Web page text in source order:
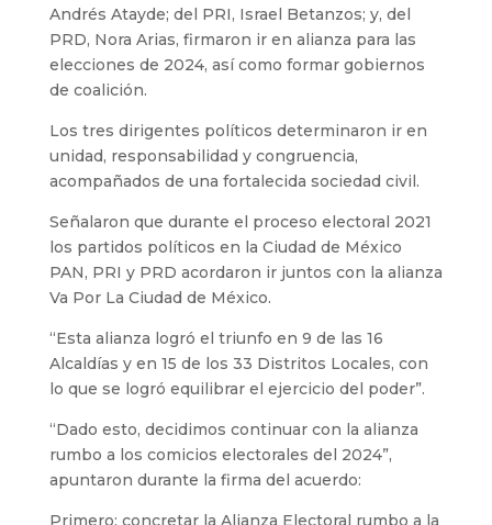
Andrés Atayde; del PRI, Israel Betanzos; y, del
PRD, Nora Arias, firmaron ir en alianza para las
elecciones de 2024, así como formar gobiernos
de coalición.
Los tres dirigentes políticos determinaron ir en
unidad, responsabilidad y congruencia,
acompañados de una fortalecida sociedad civil.
Señalaron que durante el proceso electoral 2021
los partidos políticos en la Ciudad de México
PAN, PRI y PRD acordaron ir juntos con la alianza
Va Por La Ciudad de México.
“Esta alianza logró el triunfo en 9 de las 16
Alcaldías y en 15 de los 33 Distritos Locales, con
lo que se logró equilibrar el ejercicio del poder”.
“Dado esto, decidimos continuar con la alianza
rumbo a los comicios electorales del 2024”,
apuntaron durante la firma del acuerdo:
Primero: concretar la Alianza Electoral rumbo a la